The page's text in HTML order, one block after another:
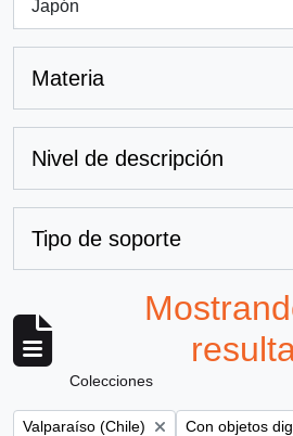
Japón
, 2 resultados
Materia
Nivel de descripción
Tipo de soporte
Colecciones
Remove filter:
Valparaíso (Chile) Remove filter:
Con objetos